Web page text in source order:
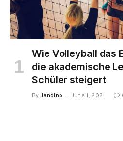
Wie Volleyball das
die akademische
Schüler steigert
By Jandino June 1, 2021